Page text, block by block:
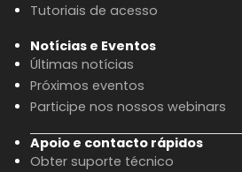
Tutoriais de acesso
Notícias e Eventos
Últimas notícias
Próximos eventos
Participe nos nossos webinars
Apoio e contacto rápidos
Obter suporte técnico